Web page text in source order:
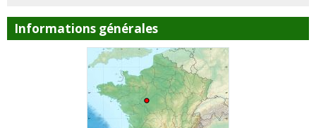
Informations générales